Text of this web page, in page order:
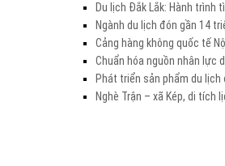
Du lịch Đắk Lắk: Hành trình
Ngành du lịch đón gần 14
Cảng hàng không quốc tế
Chuẩn hóa nguồn nhân lực
Phát triển sản phẩm du lịch
Nghè Trận – xã Kép, di tích